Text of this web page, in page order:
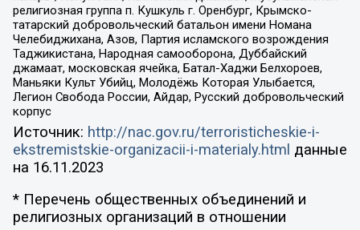
религиозная группа п. Кушкуль г. Оренбург, Крымско-
татарский добровольческий батальон имени Номана
Челебиджихана, Азов, Партия исламского возрождения
Таджикистана, Народная самооборона, Дуббайский
джамаат, московская ячейка, Батал-Хаджи Белхороев,
Маньяки Культ Убийц, Молодёжь Которая Улыбается,
Легион Свобода России, Айдар, Русский добровольческий
корпус
Источник: http://nac.gov.ru/terroristicheskie-i-
ekstremistskie-organizacii-i-materialy.html данные
на 16.11.2023
* Перечень общественных объединений и
религиозных организаций в отношении